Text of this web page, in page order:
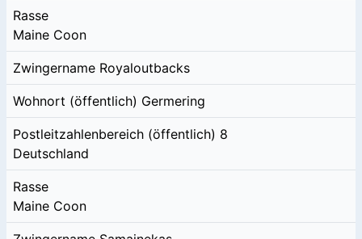
Rasse
Maine Coon
Zwingername Royaloutbacks
Wohnort (öffentlich) Germering
Postleitzahlenbereich (öffentlich) 8
Deutschland
Rasse
Maine Coon